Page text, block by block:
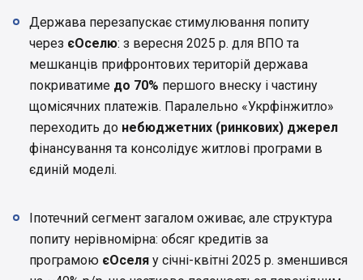
Держава перезапускає стимулювання попиту
через єОселю: з вересня 2025 р. для ВПО та
мешканців прифронтових територій держава
покриватиме до 70% першого внеску і частину
щомісячних платежів. Паралельно «Укрфінжитло»
переходить до небюджетних (ринкових) джерел
фінансування та консолідує житлові програми в
єдиній моделі.
Іпотечний сегмент загалом оживає, але структура
попиту нерівномірна: обсяг кредитів за
програмою єОселя у січні-квітні 2025 р. зменшився